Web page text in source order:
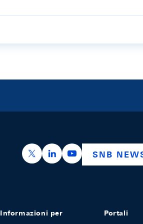
https://x.com/snb_bns
https://https://
SNB
Informazioni per Portali